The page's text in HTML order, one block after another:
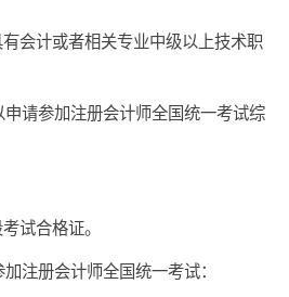
会计或者相关专业中级以上技术职
申请参加注册会计师全国统一考试综
试合格证。
注册会计师全国统一考试：